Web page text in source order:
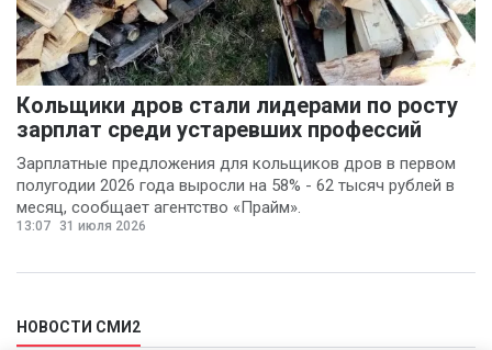
Кольщики дров стали лидерами по росту
зарплат среди устаревших профессий
Зарплатные предложения для кольщиков дров в первом
полугодии 2026 года выросли на 58% - 62 тысяч рублей в
месяц, сообщает агентство «Прайм».
13:07 31 июля 2026
НОВОСТИ СМИ2